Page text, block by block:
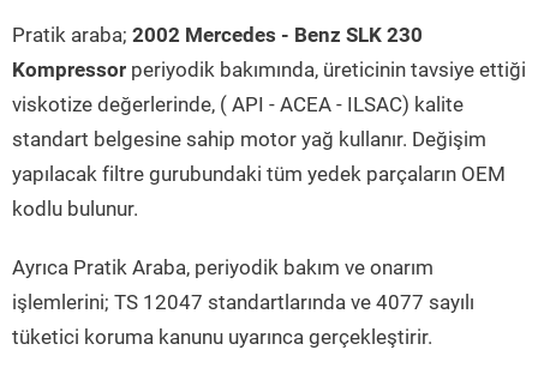
Pratik araba; 2002 Mercedes - Benz SLK 230
Kompressor periyodik bakımında, üreticinin tavsiye ettiği
viskotize değerlerinde, ( API - ACEA - ILSAC) kalite
standart belgesine sahip motor yağ kullanır. Değişim
yapılacak filtre gurubundaki tüm yedek parçaların OEM
kodlu bulunur.
Ayrıca Pratik Araba, periyodik bakım ve onarım
işlemlerini; TS 12047 standartlarında ve 4077 sayılı
tüketici koruma kanunu uyarınca gerçekleştirir.